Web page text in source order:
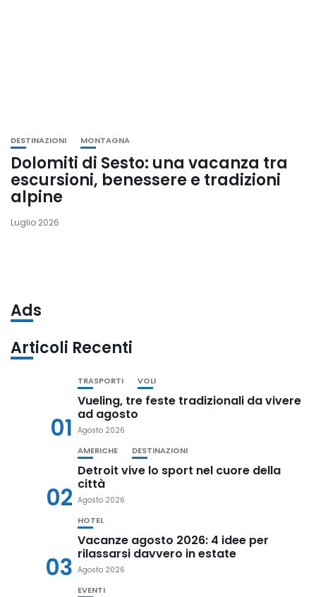
DESTINAZIONI MONTAGNA
Dolomiti di Sesto: una vacanza tra
escursioni, benessere e tradizioni
alpine
Luglio 2026
Ads
Articoli Recenti
01
TRASPORTI VOLI
Vueling, tre feste tradizionali da vivere
ad agosto
Agosto 2026
02
AMERICHE DESTINAZIONI
Detroit vive lo sport nel cuore della
città
Agosto 2026
03
HOTEL
Vacanze agosto 2026: 4 idee per
rilassarsi davvero in estate
Agosto 2026
EVENTI